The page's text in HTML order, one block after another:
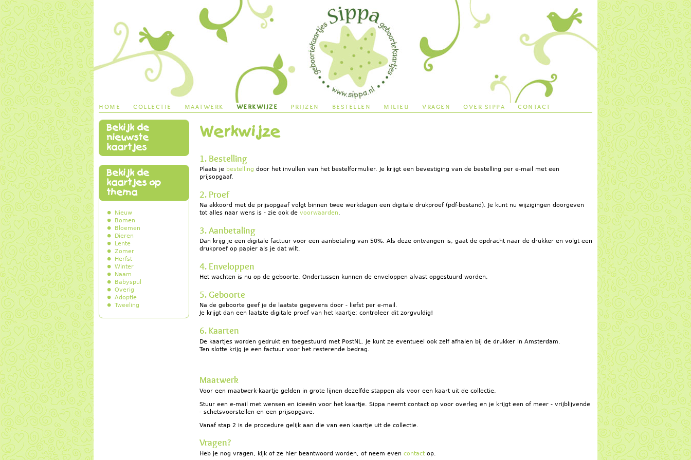
Werkwijze
1. Bestelling
Plaats je bestelling door het invullen van het bestelformulier. Je krijgt een bevestiging van de bestelling per e-mail met een
prijsopgaaf.
2. Proef
Na akkoord met de prijsopgaaf volgt binnen twee werkdagen een digitale drukproef (pdf-bestand). Je kunt nu wijzigingen doorgeven
tot alles naar wens is - zie ook de voorwaarden.
3. Aanbetaling
Dan krijg je een digitale factuur voor een aanbetaling van 50%. Als deze ontvangen is, gaat de opdracht naar de drukker en volgt een
drukproef op papier als je dat wilt.
4. Enveloppen
Het wachten is nu op de geboorte. Ondertussen kunnen de enveloppen alvast opgestuurd worden.
5. Geboorte
Na de geboorte geef je de laatste gegevens door - liefst per e-mail.
Je krijgt dan een laatste digitale proef van het kaartje; controleer dit zorgvuldig!
6. Kaarten
De kaartjes worden gedrukt en toegestuurd met PostNL. Je kunt ze eventueel ook zelf afhalen bij de drukker in Amsterdam.
Ten slotte krijg je een factuur voor het resterende bedrag.
Maatwerk
Voor een maatwerk-kaartje gelden in grote lijnen dezelfde stappen als voor een kaart uit de collectie.
Stuur een e-mail met wensen en ideeën voor het kaartje. Sippa neemt contact op voor overleg en je krijgt een of meer - vrijblijvende
- schetsvoorstellen en een prijsopgave.
Vanaf stap 2 is de procedure gelijk aan die van een kaartje uit de collectie.
Vragen?
Heb je nog vragen, kijk of ze hier beantwoord worden, of neem even contact op.
main menu
home collectie maatwerk werkwijze prijzen bestellen milieu vragen over sippa contact
Bekijk de
nieuwste
kaartjes
Bekijk de
kaartjes op
thema
Nieuw
Bomen
Bloemen
Dieren
Lente
Zomer
Herfst
Winter
Naam
Babyspul
Overig
Adoptie
Tweeling